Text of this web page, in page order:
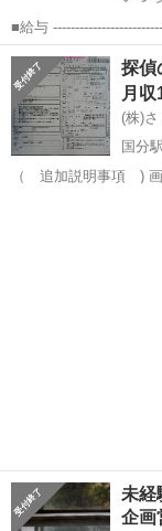
■給与
各種手当（1） 月給22
（2） 月給19万50...
鹿児島 鹿児島市
探偵
月収
(株)
国分駅
（ 追加説明事項 ) 画像が鮮明ではないようですので 概要をこちら
未経
企画